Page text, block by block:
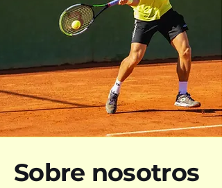
Sobre nosotros